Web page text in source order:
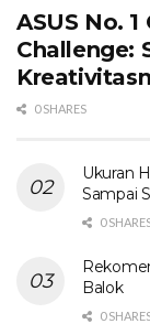
ASUS No.
Challenge:
0 SHARES
Ukuran
Sampai
0
Balok
0